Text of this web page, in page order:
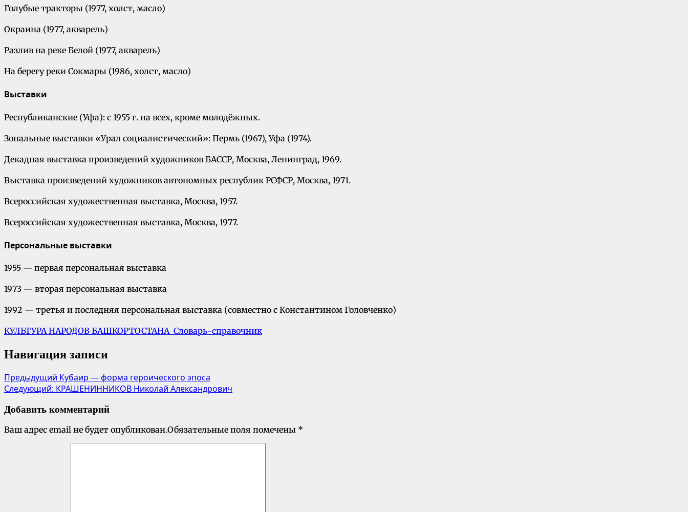
Голубые тракторы (1977, холст, масло)
Окраина (1977, акварель)
Разлив на реке Белой (1977, акварель)
На берегу реки Сокмары (1986, холст, масло)
Выставки
Республиканские (Уфа): с 1955 г. на всех, кроме молодёжных.
Зональные выставки «Урал социалистический»: Пермь (1967), Уфа (1974).
Декадная выставка произведений художников БАССР, Москва, Ленинград, 1969.
Выставка произведений художников автономных республик РСФСР, Москва, 1971.
Всероссийская художественная выставка, Москва, 1957.
Всероссийская художественная выставка, Москва, 1977.
Персональные выставки
1955 — первая персональная выставка
1973 — вторая персональная выставка
1992 — третья и последняя персональная выставка (совместно с Константином Головченко)
КУЛЬТУРА НАРОДОВ БАШКОРТОСТАНА Словарь-справочник
Навигация записи
Предыдущий Кубаир — форма героического эпоса
Следующий: КРАШЕНИННИКОВ Николай Александрович
Добавить комментарий
Ваш адрес email не будет опубликован.Обязательные поля помечены *